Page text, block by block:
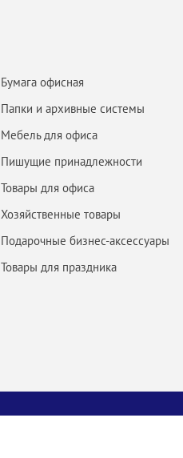
Бумага офисная
Папки и архивные системы
Мебель для офиса
Пишущие принадлежности
Товары для офиса
Хозяйственные товары
Подарочные бизнес-аксессуары
Товары для праздника